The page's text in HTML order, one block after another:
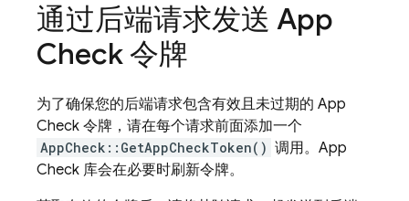
通过后端请求发送 App
Check 令牌
为了确保您的后端请求包含有效且未过期的 App
Check 令牌，请在每个请求前面添加一个
AppCheck::GetAppCheckToken() 调用。App
Check 库会在必要时刷新令牌。